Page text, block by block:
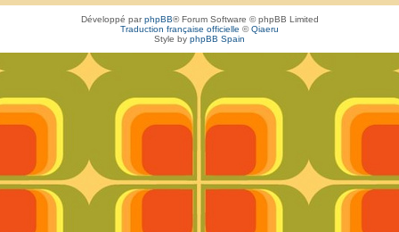
h
r
Développé parphpBB® Forum Software © phpBB Limited
Traduction française officielle ©Qiaeru
Style by phpBB Spain